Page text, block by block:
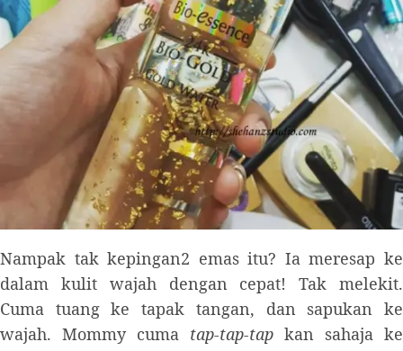
Nampak tak kepingan2 emas itu? Ia meresap ke
dalam kulit wajah dengan cepat! Tak melekit.
Cuma tuang ke tapak tangan, dan sapukan ke
wajah. Mommy cuma tap-tap-tap kan sahaja ke